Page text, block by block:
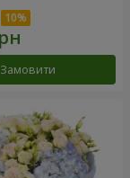
Замовити